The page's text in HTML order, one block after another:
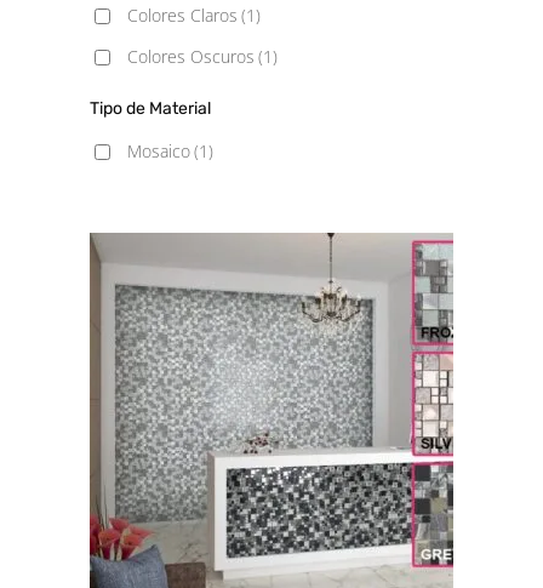
Colores Claros (1)
Colores Oscuros (1)
Tipo de Material
Mosaico(1)